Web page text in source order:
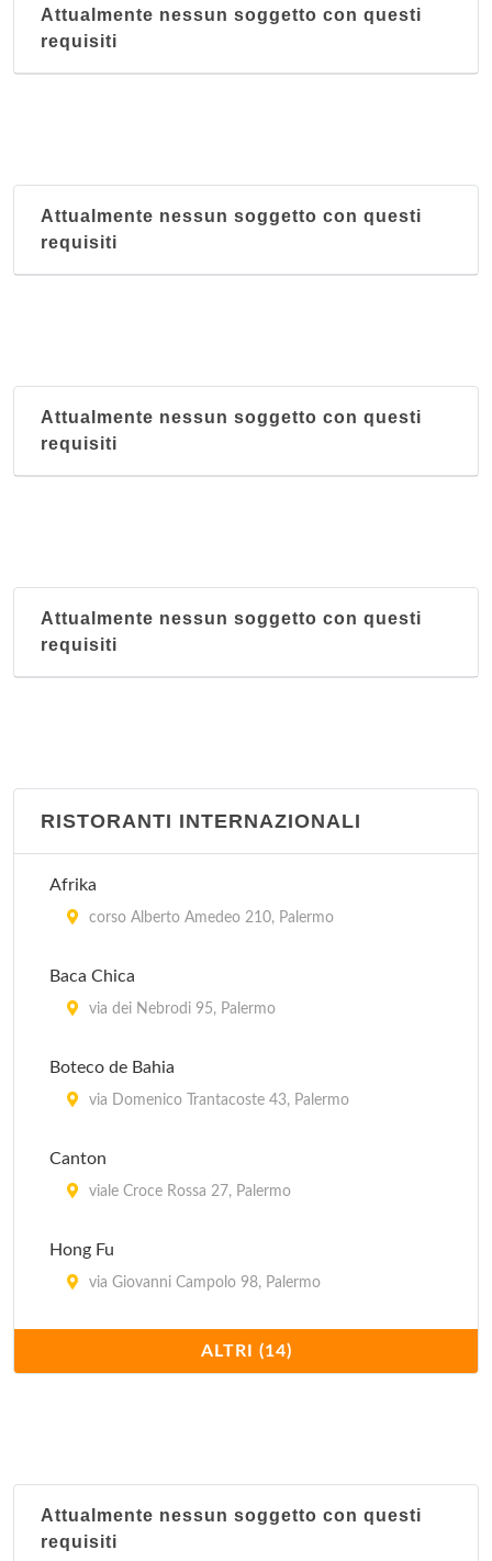
Attualmente nessun soggetto con questi
requisiti
Attualmente nessun soggetto con questi
requisiti
Attualmente nessun soggetto con questi
requisiti
Attualmente nessun soggetto con questi
requisiti
RISTORANTI INTERNAZIONALI
Afrika
corso Alberto Amedeo 210, Palermo
Baca Chica
via dei Nebrodi 95, Palermo
Boteco de Bahia
via Domenico Trantacoste 43, Palermo
Canton
viale Croce Rossa 27, Palermo
Hong Fu
via Giovanni Campolo 98, Palermo
via Michele Amari 24/28, Palermo
La Cueva
ALTRI (14)
Attualmente nessun soggetto con questi
requisiti